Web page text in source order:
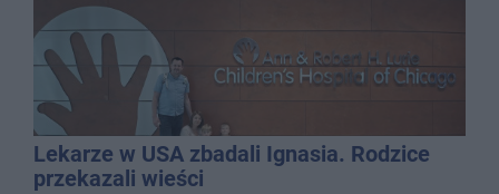
Lekarze w USA zbadali Ignasia. Rodzice
przekazali wieści